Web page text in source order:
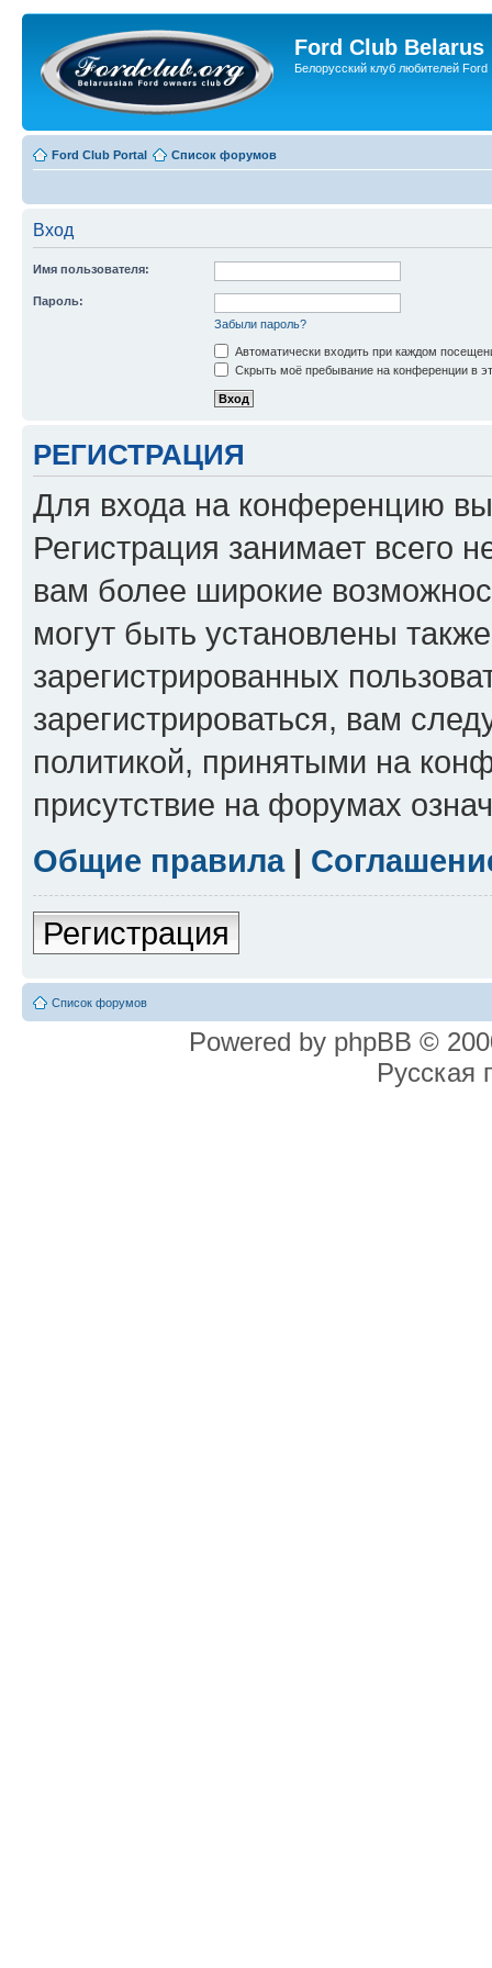
Ford Club Belarus
Белорусский клуб любителей Ford
Ford Club Portal Список форумов
Вход
Имя пользователя:
Пароль:
Забыли пароль?
Автоматически входить при каждом
Скрыть моё пребывание на конференции в
РЕГИСТРАЦИЯ
Для входа на конференцию
Регистрация занимает всего
вам более широкие
могут быть установлены
зарегистрированных
зарегистрироваться, вам
политикой, принятыми на
присутствие на форумах
Общие правила|
Регистрация
Список форумов
Powered by phpBB ©
Русская